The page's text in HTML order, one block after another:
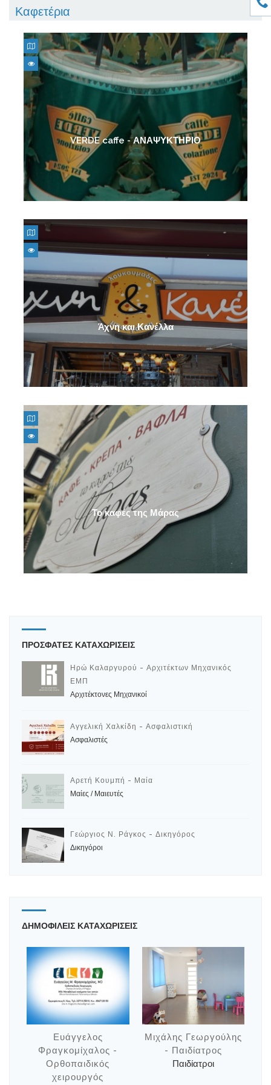
Καφετέρια
VERDE caffe - ΑΝΑΨΥΚΤΗΡΙΟ
Άχνη και Κανέλλα
Το καφές της Μάρας
ΠΡΟΣΦΑΤΕΣ ΚΑΤΑΧΩΡΙΣΕΙΣ
Ηρώ Καλαργυρού - Αρχιτέκτων Μηχανικός
ΕΜΠ
Αρχιτέκτονες Μηχανικοί
Αγγελική Χαλκίδη - Ασφαλιστική
Ασφαλιστές
Αρετή Κουμπή - Μαία
Μαίες / Μαιευτές
Γεώργιος Ν. Ράγκος - Δικηγόρος
Δικηγόροι
ΔΗΜΟΦΙΛΕΙΣ ΚΑΤΑΧΩΡΙΣΕΙΣ
Ευάγγελος
Φραγκομίχαλος -
Ορθοπαιδικός
χειρουργός
Μιχάλης Γεωργούλης
- Παιδίατρος
Παιδίατροι